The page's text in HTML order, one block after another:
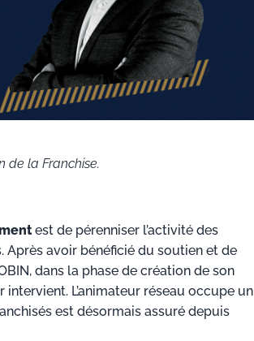
de la Franchise.
est de pérenniser l’activité des
avoir bénéficié du soutien et de
dans la phase de création de son
L’animateur réseau occupe un
est désormais assuré depuis